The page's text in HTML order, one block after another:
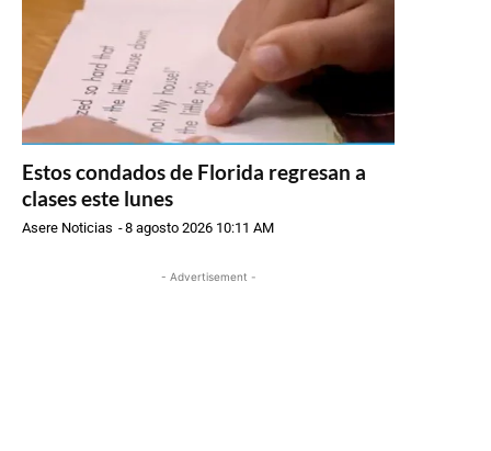
Estos condados de Florida regresan a
clases este lunes
Asere Noticias -8 agosto 2026 10:11 AM
- Advertisement -